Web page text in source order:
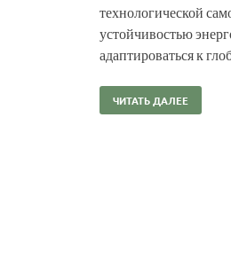
технологической
устойчивостью
адаптироваться к
ЧИТАТЬ ДАЛЕЕ